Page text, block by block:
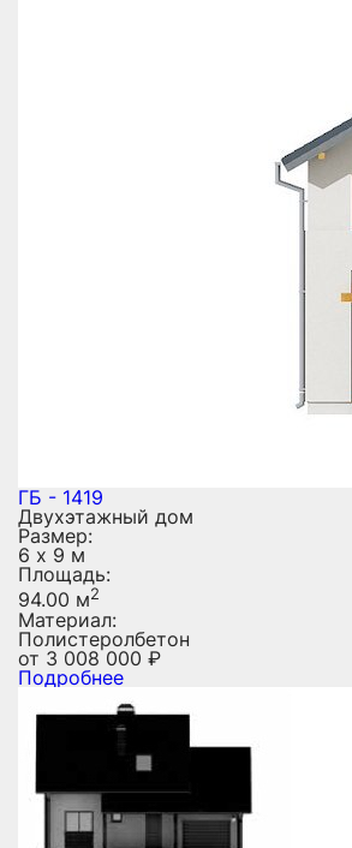
ГБ - 1419
Двухэтажный дом
Размер:
6 х 9 м
Площадь:
94.00 м2
Материал:
Полистеролбетон
от 3 008 000 ₽
Подробнее